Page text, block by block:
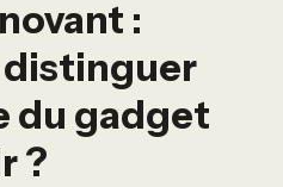
:
du gadget
?